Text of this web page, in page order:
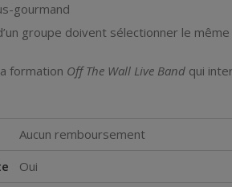
gourmand
groupe doivent sélectionner le
formation Off The Wall Live Band qui
Aucun remboursement
Oui